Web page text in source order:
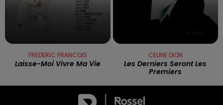
FREDERIC FRANCOIS
Laisse-Moi Vivre Ma Vie
CELINE DION
Les Derniers Seront Les
Premiers